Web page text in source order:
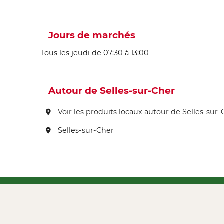
Jours de marchés
Tous les jeudi de 07:30 à 13:00
Autour de Selles-sur-Cher
Voir les produits locaux autour de Selles-sur-
Selles-sur-Cher